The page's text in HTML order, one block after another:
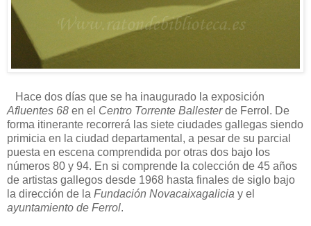
Hace dos días que se ha inaugurado la exposición
Afluentes 68 en el Centro Torrente Ballesterde Ferrol. De
forma itinerante recorrerá las siete ciudades gallegas siendo
primicia en la ciudad departamental, a pesar de su parcial
puesta en escena comprendida por otras dos bajo los
números 80 y 94. En si comprende la colección de 45 años
de artistas gallegos desde 1968 hasta finales de siglo bajo
la dirección de la Fundación Novacaixagalicia y el
ayuntamiento de Ferrol.